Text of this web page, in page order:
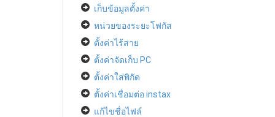
เก็บข้อมูลตั้งค่า
หน่วยของระยะโฟกัส
ตั้งค่าไร้สาย
ตั้งค่าจัดเก็บ PC
ตั้งค่าใส่พิกัด
ตั้งค่าเชื่อมต่อ instax
แก้ไขชื่อไฟล์